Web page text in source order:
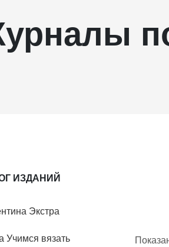
ИЗДАНИЙ
Экстра
Учимся вязать